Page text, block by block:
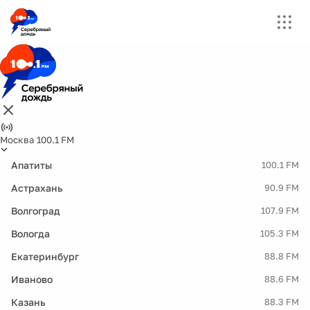
Москва 100.1 FM
Апатиты 100.1 FM
Астрахань 90.9 FM
Волгоград 107.9 FM
Вологда 105.3 FM
Екатеринбург 88.8 FM
Иваново 88.6 FM
Казань 88.3 FM